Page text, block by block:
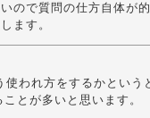
ので質問の仕方自体が
ます。
われ方をするかとい
とが多いと思います。